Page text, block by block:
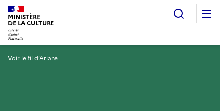
MINISTÈRE
DE LA CULTURE
Voir le fil d’Ariane